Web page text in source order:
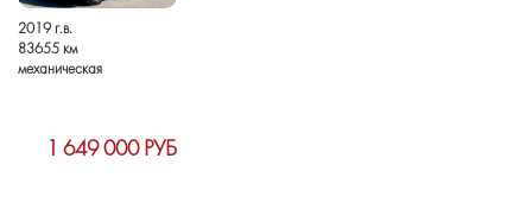
2019 г.в.
83655 км
механическая
1 649 000 РУБ